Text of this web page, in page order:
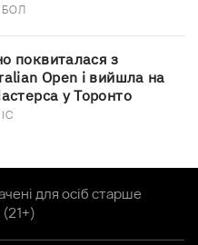
поквиталася з
Open і вийшла на
у Торонто
для осіб старше
(21+)